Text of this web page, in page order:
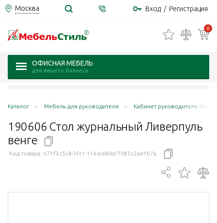
Москва Вход / Регистрация
0
ОФИСНАЯ МЕБЕЛЬ
для вашего бизнеса
Каталог Мебель для руководителя Кабинет руководителя
190606 Стол журнальный Ливерпуль
венге
Код товара: n71f3c5c8-3fc1-11ed-a80d-7085c2a41b7a